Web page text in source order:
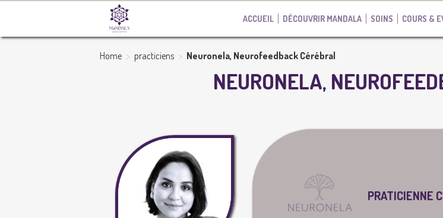
ACCUEIL DÉCOUVRIR MANDALA SOINS COURS &
Home > practiciens > Neuronela, Neurofeedback Cérébral
NEURONELA,
PRATICIENNE